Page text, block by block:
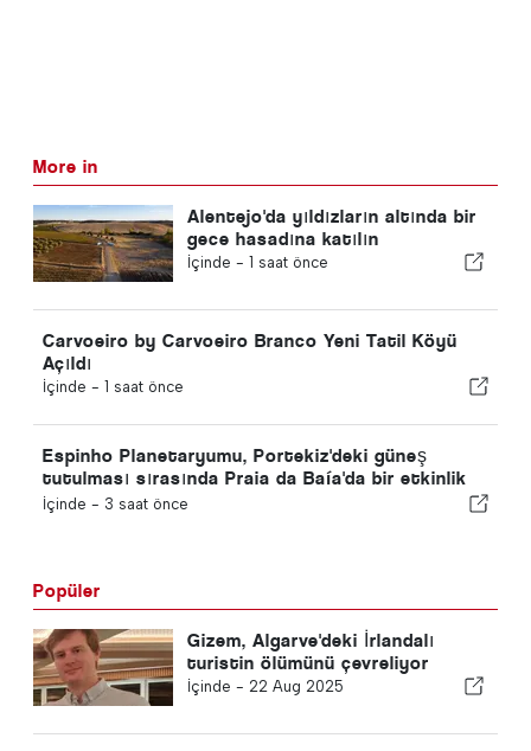
More in
Alentejo'da yıldızların altında bir
gece hasadına katılın
İçinde - 1 saat önce
Carvoeiro by Carvoeiro Branco Yeni Tatil Köyü
Açıldı
İçinde - 1 saat önce
Espinho Planetaryumu, Portekiz'deki güneş
tutulması sırasında Praia da Baía'da bir etkinlik
düzenleyecek
İçinde - 3 saat önce
Popüler
Gizem, Algarve'deki İrlandalı
turistin ölümünü çevreliyor
İçinde - 22 Aug 2025